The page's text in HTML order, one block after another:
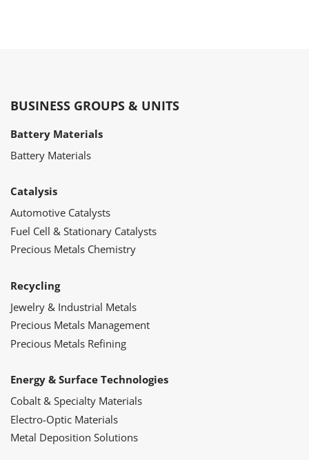
BUSINESS GROUPS & UNITS
Battery Materials
Battery Materials
Catalysis
Automotive Catalysts
Fuel Cell & Stationary Catalysts
Precious Metals Chemistry
Recycling
Jewelry & Industrial Metals
Precious Metals Management
Precious Metals Refining
Energy & Surface Technologies
Cobalt & Specialty Materials
Electro-Optic Materials
Metal Deposition Solutions